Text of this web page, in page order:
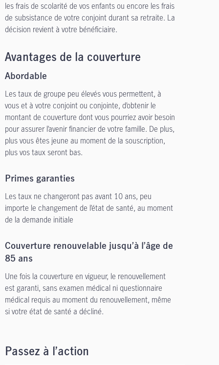
les frais de scolarité de vos enfants ou encore les frais
de subsistance de votre conjoint durant sa retraite. La
décision revient à votre bénéficiaire.
Avantages de la couverture
Abordable
Les taux de groupe peu élevés vous permettent, à
vous et à votre conjoint ou conjointe, d’obtenir le
montant de couverture dont vous pourriez avoir besoin
pour assurer l’avenir financier de votre famille. De plus,
plus vous êtes jeune au moment de la souscription,
plus vos taux seront bas.
Primes garanties
Les taux ne changeront pas avant 10 ans, peu
importe le changement de l’état de santé, au moment
de la demande initiale
Couverture renouvelable jusqu’à l’âge de
85 ans
Une fois la couverture en vigueur, le renouvellement
est garanti, sans examen médical ni questionnaire
médical requis au moment du renouvellement, même
si votre état de santé a décliné.
Passez à l’action